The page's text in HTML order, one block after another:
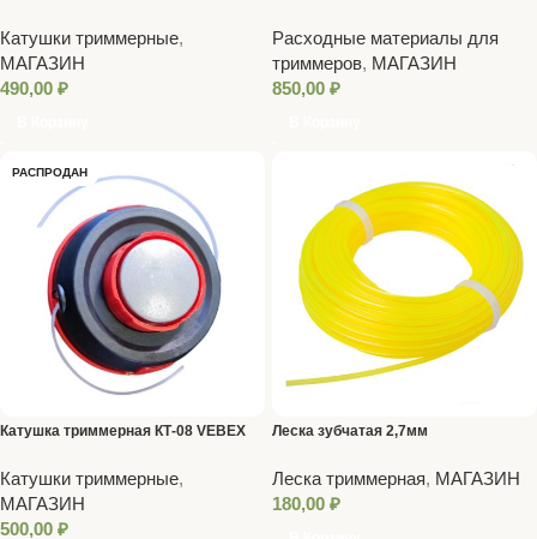
Катушки триммерные,
МАГАЗИН
490,00 ₽
Расходные материалы для
триммеров, МАГАЗИН
850,00 ₽
РАСПРОДАН
Катушка триммерная КТ-08 VEBEX
Катушки триммерные,
МАГАЗИН
500,00 ₽
Леска зубчатая 2,7мм
Леска триммерная, МАГАЗИН
180,00 ₽